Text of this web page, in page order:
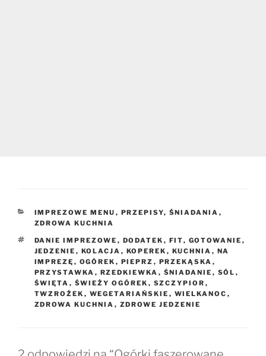
KATEGORIE
IMPREZOWE MENU , PRZEPISY, ŚNIADANIA ,
ZDROWA KUCHNIA
TAGI
DANIE IMPREZOWE , DODATEK , FIT, GOTOWANIE ,
JEDZENIE , KOLACJA , KOPEREK , KUCHNIA , NA
IMPREZĘ , OGÓREK , PIEPRZ , PRZEKĄSKA ,
PRZYSTAWKA , RZEDKIEWKA , ŚNIADANIE , SÓL ,
ŚWIĘTA , ŚWIEŻY OGÓREK , SZCZYPIOR ,
TWZROŻEK , WEGETARIAŃSKIE , WIELKANOC ,
ZDROWA KUCHNIA , ZDROWE JEDZENIE